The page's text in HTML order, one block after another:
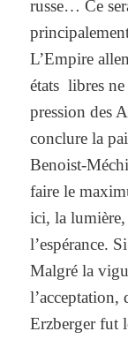
russe… Ce
L’Empire
états libres ne
pression des
conclure la
Benoist-
faire le
ici, la lumière,
l’espérance.
Malgré la
l’acceptation,
Erzberger fut